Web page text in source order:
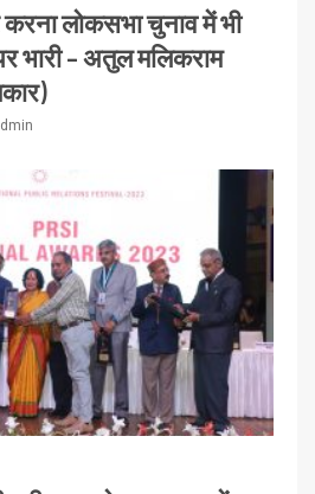
लोकसभा चुनाव में भी
भारी – अतुल मलिकराम